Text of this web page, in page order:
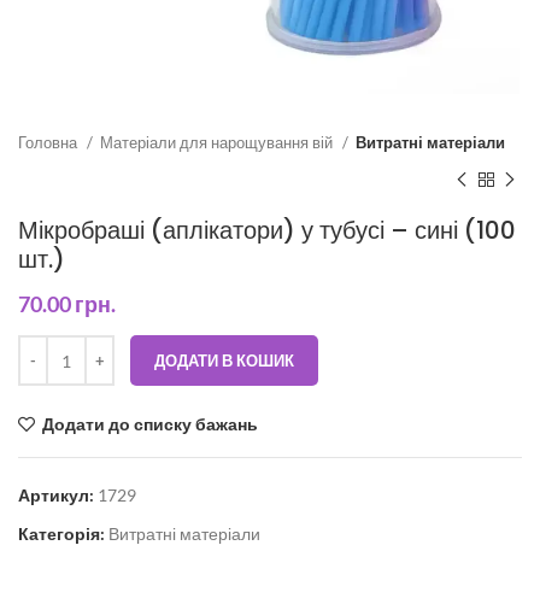
Головна Матеріали для нарощування вій Витратні матеріали
Мікробраші (аплікатори) у тубусі – сині (100
шт.)
70.00грн.
ДОДАТИ В КОШИК
Додати до списку бажань
Артикул: 1729
Категорія: Витратні матеріали